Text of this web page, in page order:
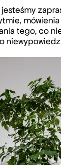
tego, co